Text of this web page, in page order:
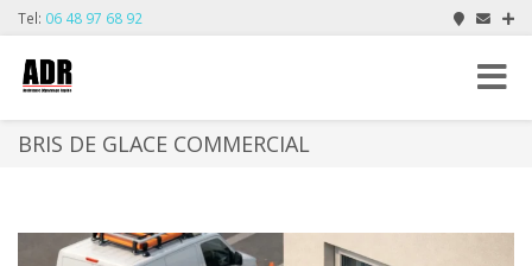
Tel: 06 48 97 68 92
Toggle
BRIS DE GLACE COMMERCIAL